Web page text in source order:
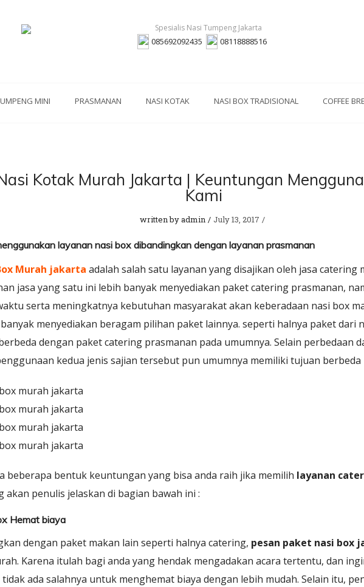
085692092435 08118888516
MINI PRASMANAN NASI KOTAK NASI BOX TRADISIONAL COFFEE
Kotak Murah Jakarta | Keuntungan
Kami
written byadmin July 13, 2017
layanan nasi box dibandingkan dengan layanan prasmanan
Murah jakarta adalah salah satu layanan yang disajikan oleh jasa catering
jasa yang satu ini lebih banyak menyediakan paket catering prasmanan,
serta meningkatnya kebutuhan masyarakat akan keberadaan nasi box
menyediakan beragam pilihan paket lainnya. seperti halnya paket dari
dengan paket catering prasmanan pada umumnya. Selain perbedaan
kedua jenis sajian tersebut pun umumnya memiliki tujuan berbeda
beberapa bentuk keuntungan yang bisa anda raih jika memilih layanan
akan penulis jelaskan di bagian bawah ini :
Hemat biaya
dengan paket makan lain seperti halnya catering, pesan paket nasi box
Karena itulah bagi anda yang hendak mengadakan acara tertentu, dan
tidak ada salahnya untuk menghemat biaya dengan lebih mudah. Selain itu,